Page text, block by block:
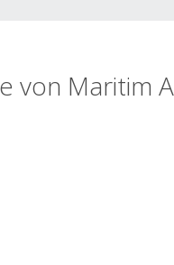
von Maritim